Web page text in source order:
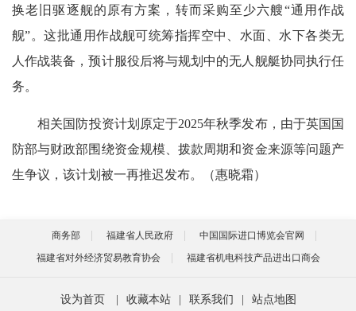
换老旧驱逐舰的原有方案，转而采购至少六艘“通用作战
舰”。这批通用作战舰可统筹指挥空中、水面、水下各类无
人作战装备，预计服役后将与规划中的无人舰艇协同执行任
务。
相关国防投资计划原定于2025年秋季发布，由于英国国
防部与财政部围绕资金规模、拨款周期和资金来源等问题产
生争议，该计划被一再推迟发布。（惠晓霜）
商务部 福建省人民政府
中国国际进口博览会官网
福建省对外经济贸易教育协会
福建省机电科技产品进出口商会
设为首页 收藏本站 联系我们 站点地图